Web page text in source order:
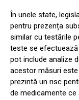
În unele state,
pentru prezența
similar cu testările
teste se
pot include analize
acestor măsuri
prezintă un risc
de medicamente